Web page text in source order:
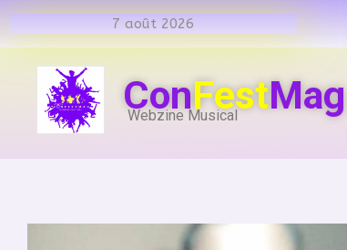
7 août 2026
ConFestMag
Webzine Musical